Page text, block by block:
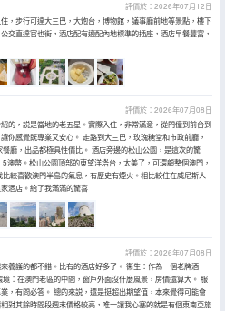
評價於：2026年07月12日
，步行可達大三巴，大炮台，博物館，議事廳前地等景點，樓下
交直達官也街，酒店配有適配內地標準的插座，酒店早餐豐富，
評價於：2026年07月08日
的，説是當地的老五星。實際入住，非常滿意，從門僮到前台到
你感覺既專業又安心。 走路到大三巴，玫瑰糖堂和市政前廳，
廳，出品都極具性價比。 酒店旁邊的松山公園，是這次的驚
澳幣。松山公園頂部的東望洋塔台，太美了，可環顧整個澳門，
比較喜歡澳門半島的氣息，有歷史有煙火。相比較住在威尼斯人
酒店。給了我滿滿的驚喜
評價於：2026年07月08日
養護的都不錯。比有的酒店好多了。 衞生：作為一個老牌酒
：在澳門老區的中間，窗戶外面沒什麼風景，房價還算大。 服
，有問必答。 總的來説，還是挺超出期望值，本來覺得可能會
對其餘時間段週末價格較高，唯一讓我心塞的就是有個東南亞旅